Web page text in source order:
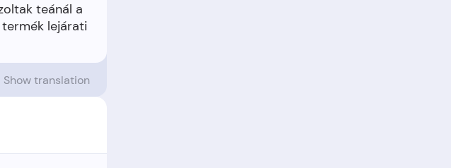
teánál a
lejárati
Show translation